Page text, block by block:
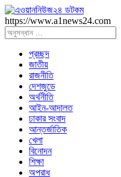
https://www.a1news24.com
প্রচ্ছদ
জাতীয়
রাজনীতি
দেশজুডে
অর্থনীতি
আইন-আদালত
ঢাকার সংবাদ
আন্তর্জাতিক
খেলা
বিনোদন
শিক্ষা
অপরাধ